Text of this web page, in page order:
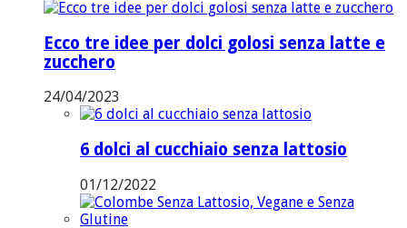
Ecco tre idee per dolci golosi senza latte e
zucchero
24/04/2023
6 dolci al cucchiaio senza lattosio
01/12/2022